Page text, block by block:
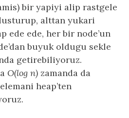
bir yapiyi alip rastgele
alttan yukari
ede ede, her bir node’un
buyuk oldugu sekle
getirebiliyoruz.
O(log n) zamanda da
heap’ten